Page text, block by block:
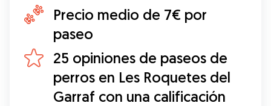
Precio medio de 7€ por
paseo
25 opiniones de paseos de
perros en Les Roquetes del
Garraf con una calificación